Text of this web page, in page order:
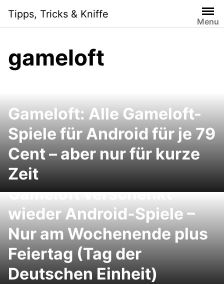
content
Tipps, Tricks & Kniffe
Menu
gameloft
Gameloft: Alle Gameloft-
Spiele für Android für je 79
Cent – aber nur für kurze
Zeit
Gameloft verschenkt
wieder Android-Spiele –
Nur am Wochenende plus
Feiertag (Tag der
Deutschen Einheit)